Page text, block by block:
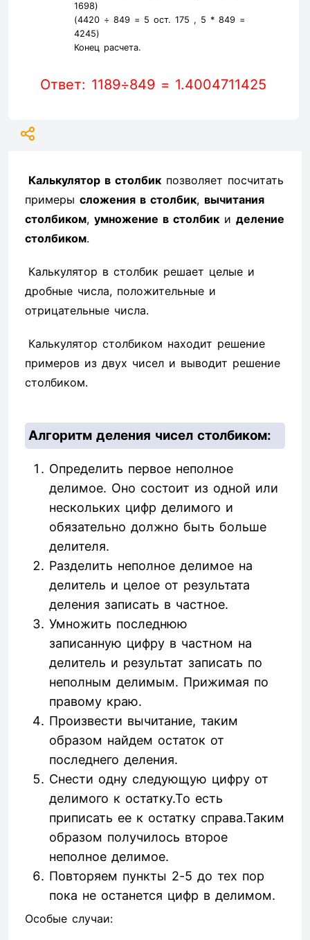
1698)
(4420 ÷ 849 = 5 ост. 175 , 5 * 849 =
4245)
Конец расчета.
Ответ: 1189÷849 = 1.4004711425
Калькулятор в столбик позволяет посчитать
примеры сложения в столбик, вычитания
столбиком, умножение в столбик и деление
столбиком.
Калькулятор в столбик решает целые и
дробные числа, положительные и
отрицательные числа.
Калькулятор столбиком находит решение
примеров из двух чисел и выводит решение
столбиком.
Алгоритм деления чисел столбиком:
Определить первое неполное
делимое. Оно состоит из одной или
нескольких цифр делимого и
обязательно должно быть больше
делителя.
Разделить неполное делимое на
делитель и целое от результата
деления записать в частное.
Умножить последнюю
записанную цифру в частном на
делитель и результат записать по
неполным делимым. Прижимая по
правому краю.
Произвести вычитание, таким
образом найдем остаток от
последнего деления.
Снести одну следующую цифру от
делимого к остатку.То есть
приписать ее к остатку справа.Таким
образом получилось второе
неполное делимое.
Повторяем пункты 2-5 до тех пор
пока не останется цифр в делимом.
Особые случаи: